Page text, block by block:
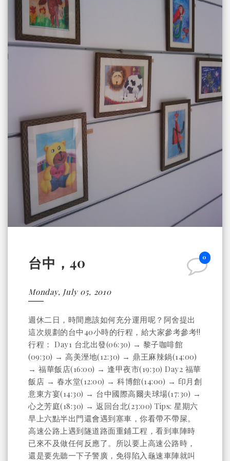
0
台中，40
Monday, July 05, 2010
週休二日，時間應該如何充分運用呢？阿舍提出
這次規劃的台中40小時的行程，給大家參考參考!!
行程： Day1 台北出發(06:30) → 黎子咖啡館
(09:30) → 高美溼地(12:30) → 鼎王麻辣鍋(14:00)
→ 福華飯店(16:00) → 逢甲夜市(19:30) Day2 福華
飯店 → 春水堂(12:00) → 科博館(14:00) → 印月創
意東方宴(14:30) → 台中國際高爾夫球場(17:30) →
心之芳庭(18:30) → 返回台北(23:00) Tips: 星期六
早上六點半出門還會遇到塞車，你看帶不帶屎。
高速公路上遇到隧道路面重鋪工程，看到車陣時
已來不及做任何反應了。所以要上高速公路時，
還是要先聽一下子警廣，免得陷入龜速車陣就叫